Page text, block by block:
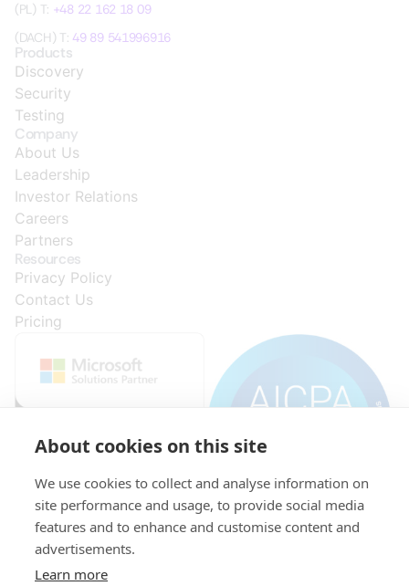
(PL) T: +48 22 162 18 09
(DACH) T: 49 89 541996916
Products
Discovery
Security
Testing
Company
About Us
Leadership
Investor Relations
Careers
Partners
Resources
Privacy Policy
Contact Us
Pricing
© 2015-
2026
VAT:
521-
Initial
About cookies on this site
We use cookies to collect and analyse information on
site performance and usage, to provide social media
features and to enhance and customise content and
advertisements.
Learn more